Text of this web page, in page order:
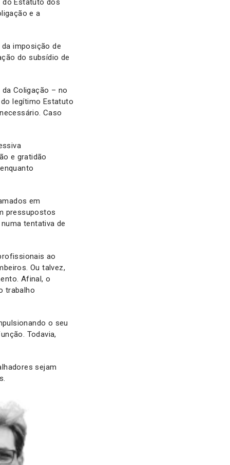
do Estatuto dos
e a
imposição de
do subsídio de
Coligação – no
legítimo Estatuto
Caso
e gratidão
em
pressupostos
tentativa de
ao
Ou talvez,
Afinal, o
trabalho
o seu
Todavia,
sejam